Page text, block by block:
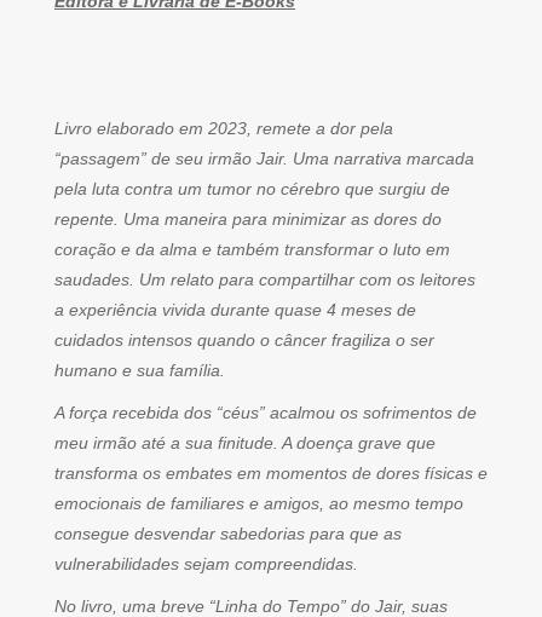
Livro elaborado em 2023, remete a dor pela
“passagem” de seu irmão Jair. Uma narrativa marcada
pela luta contra um tumor no cérebro que surgiu de
repente. Uma maneira para minimizar as dores do
coração e da alma e também transformar o luto em
saudades. Um relato para compartilhar com os leitores
a experiência vivida durante quase 4 meses de
cuidados intensos quando o câncer fragiliza o ser
humano e sua família.
A força recebida dos “céus” acalmou os sofrimentos de
meu irmão até a sua finitude. A doença grave que
transforma os embates em momentos de dores físicas e
emocionais de familiares e amigos, ao mesmo tempo
consegue desvendar sabedorias para que as
vulnerabilidades sejam compreendidas.
No livro, uma breve “Linha do Tempo” do Jair, suas